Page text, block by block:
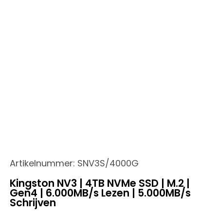
Artikelnummer: SNV3S/4000G
Kingston NV3 | 4TB NVMe SSD | M.2 |
Gen4 | 6.000MB/s Lezen | 5.000MB/s
Schrijven